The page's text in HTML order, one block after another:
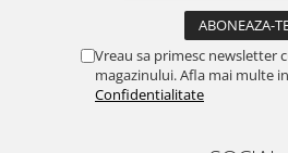
Vreau sa primesc newsletter
magazinului. Afla mai multe in
Confidentialitate